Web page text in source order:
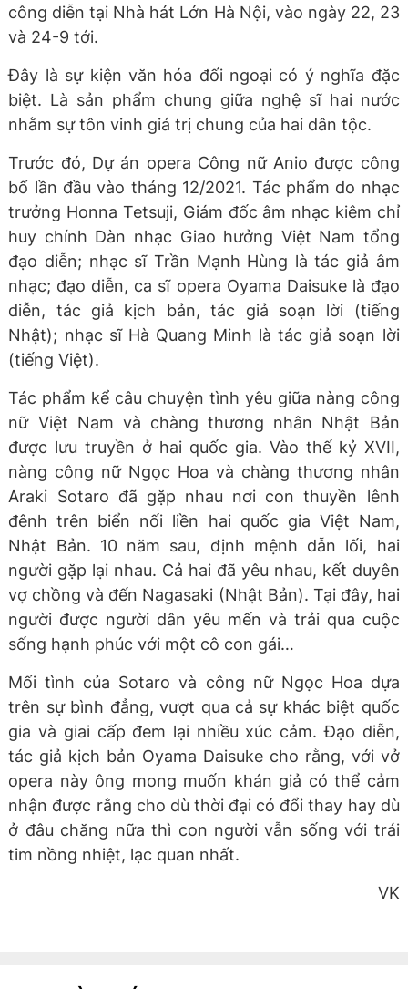
công diễn tại Nhà hát Lớn Hà Nội, vào ngày 22, 23
và 24-9 tới.
Đây là sự kiện văn hóa đối ngoại có ý nghĩa đặc
biệt. Là sản phẩm chung giữa nghệ sĩ hai nước
nhằm sự tôn vinh giá trị chung của hai dân tộc.
Trước đó, Dự án opera Công nữ Anio được công
bố lần đầu vào tháng 12/2021. Tác phẩm do nhạc
trưởng Honna Tetsuji, Giám đốc âm nhạc kiêm chỉ
huy chính Dàn nhạc Giao hưởng Việt Nam tổng
đạo diễn; nhạc sĩ Trần Mạnh Hùng là tác giả âm
nhạc; đạo diễn, ca sĩ opera Oyama Daisuke là đạo
diễn, tác giả kịch bản, tác giả soạn lời (tiếng
Nhật); nhạc sĩ Hà Quang Minh là tác giả soạn lời
(tiếng Việt).
Tác phẩm kể câu chuyện tình yêu giữa nàng công
nữ Việt Nam và chàng thương nhân Nhật Bản
được lưu truyền ở hai quốc gia. Vào thế kỷ XVII,
nàng công nữ Ngọc Hoa và chàng thương nhân
Araki Sotaro đã gặp nhau nơi con thuyền lênh
đênh trên biển nối liền hai quốc gia Việt Nam,
Nhật Bản. 10 năm sau, định mệnh dẫn lối, hai
người gặp lại nhau. Cả hai đã yêu nhau, kết duyên
vợ chồng và đến Nagasaki (Nhật Bản). Tại đây, hai
người được người dân yêu mến và trải qua cuộc
sống hạnh phúc với một cô con gái…
Mối tình của Sotaro và công nữ Ngọc Hoa dựa
trên sự bình đẳng, vượt qua cả sự khác biệt quốc
gia và giai cấp đem lại nhiều xúc cảm. Đạo diễn,
tác giả kịch bản Oyama Daisuke cho rằng, với vở
opera này ông mong muốn khán giả có thể cảm
nhận được rằng cho dù thời đại có đổi thay hay dù
ở đâu chăng nữa thì con người vẫn sống với trái
tim nồng nhiệt, lạc quan nhất.
VK